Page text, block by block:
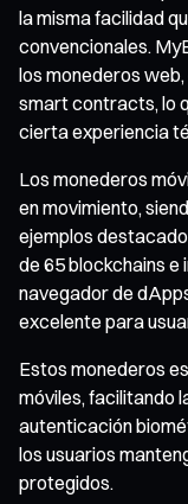
la misma facilidad
convencionales.
los monederos
smart contracts, lo
cierta experiencia
Los monederos
en movimiento,
ejemplos
de 65 blockchains e
navegador de
excelente para
Estos monederos
móviles, facilitando
autenticación
los usuarios
protegidos.